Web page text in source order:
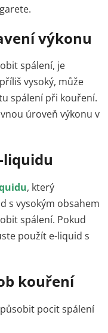
výkonu
spálení, je
vysoký, může
spálení při kouření.
úroveň výkonu v
, který
s vysokým obsahem
spálení. Pokud
použít e-liquid s
kouření
pocit spálení